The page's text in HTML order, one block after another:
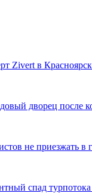
Zivert в
дворец после
не приезжать
спад турпотока